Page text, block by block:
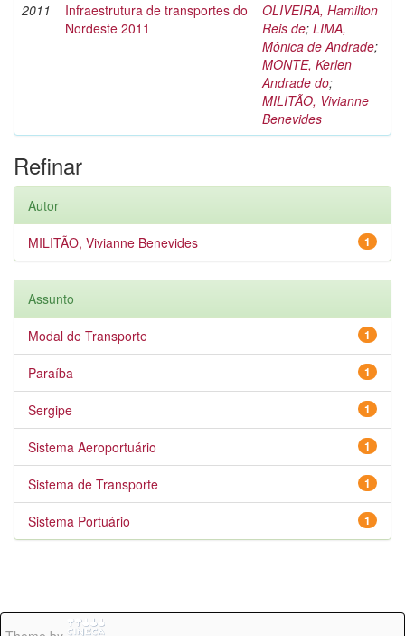
2011
Infraestrutura de transportes do
Nordeste 2011
OLIVEIRA, Hamilton
Reis de; LIMA,
Mônica de Andrade;
MONTE, Kerlen
Andrade do;
MILITÃO, Vivianne
Benevides
Refinar
Autor
1
MILITÃO, Vivianne Benevides
Assunto
1
Modal de Transporte
1
Paraíba
1
Sergipe
1
Sistema Aeroportuário
1
Sistema de Transporte
1
Sistema Portuário